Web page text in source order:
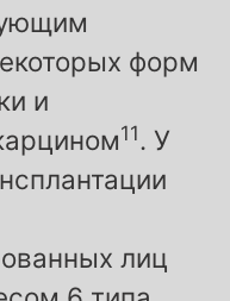
форм
и
11. У
лиц